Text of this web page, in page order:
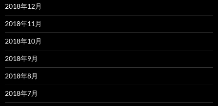
2018年12月
2018年11月
2018年10月
2018年9月
2018年8月
2018年7月